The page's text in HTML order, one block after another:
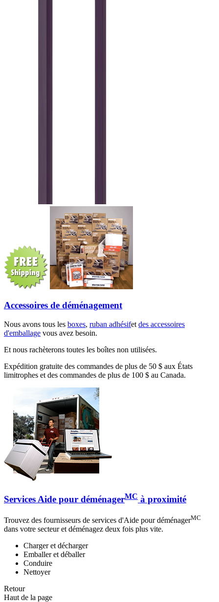
Accessoires de déménagement
Nous avons tous les boxes, ruban adhésifet des accessoires
d'emballage vous avez besoin.
Et nous rachèterons toutes les boîtes non utilisées.
Expédition gratuite des commandes de plus de 50 $ aux États
limitrophes et des commandes de plus de 100 $ au Canada.
Services Aide pour déménagerMC à proximité
Trouvez des fournisseurs de services d'Aide pour déménagerMC
dans votre secteur et déménagez deux fois plus vite.
Charger et décharger
Emballer et déballer
Conduire
Nettoyer
Retour
Haut de la page